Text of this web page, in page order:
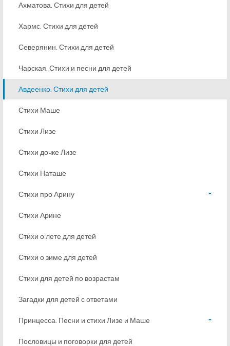
Ахматова. Стихи для детей
Хармс. Стихи для детей
Северянин. Стихи для детей
Чарская. Стихи и песни для детей
Авдеенко. Стихи для детей
Стихи Маше
Стихи Лизе
Стихи дочке Лизе
Стихи Наташе
Стихи про Арину
Стихи Арине
Стихи о лете для детей
Стихи о зиме для детей
Стихи для детей по возрастам
Загадки для детей с ответами
Принцесса. Песни и стихи Лизе и Маше
Пословицы и поговорки для детей